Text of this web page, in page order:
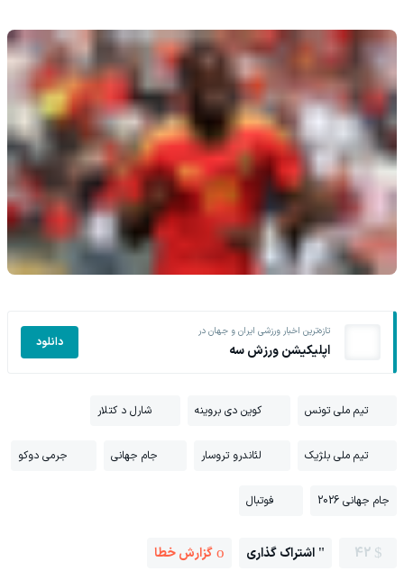
تازه‌ترین اخبار ورزشی ایران و جهان در
اپلیکیشن ورزش سه دانلود
تیم ملی تونس کوین دی بروینه شارل د کتلار
تیم ملی بلژیک لئاندرو تروسار جام جهانی جرمی دوکو
جام جهانی 2026 فوتبال
42 اشتراک گذاری گزارش خطا